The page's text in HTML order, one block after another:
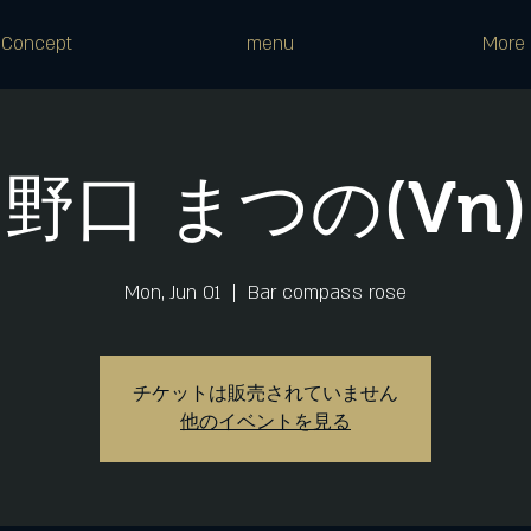
Concept menu More
野口 まつの(Vn)
Mon, Jun 01
  |
Bar compass rose
チケットは販売されていません
他のイベントを見る